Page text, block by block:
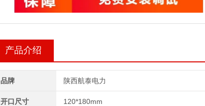
产品介绍
品牌 陕西航泰电力
开口尺寸 120*180mm